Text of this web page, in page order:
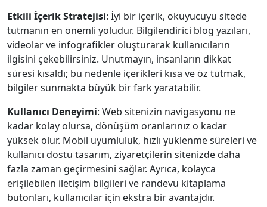
Etkili İçerik Stratejisi: İyi bir içerik, okuyucuyu sitede
tutmanın en önemli yoludur. Bilgilendirici blog yazıları,
videolar ve infografikler oluşturarak kullanıcıların
ilgisini çekebilirsiniz. Unutmayın, insanların dikkat
süresi kısaldı; bu nedenle içerikleri kısa ve öz tutmak,
bilgiler sunmakta büyük bir fark yaratabilir.
Kullanıcı Deneyimi: Web sitenizin navigasyonu ne
kadar kolay olursa, dönüşüm oranlarınız o kadar
yüksek olur. Mobil uyumluluk, hızlı yüklenme süreleri ve
kullanıcı dostu tasarım, ziyaretçilerin sitenizde daha
fazla zaman geçirmesini sağlar. Ayrıca, kolayca
erişilebilen iletişim bilgileri ve randevu kitaplama
butonları, kullanıcılar için ekstra bir avantajdır.